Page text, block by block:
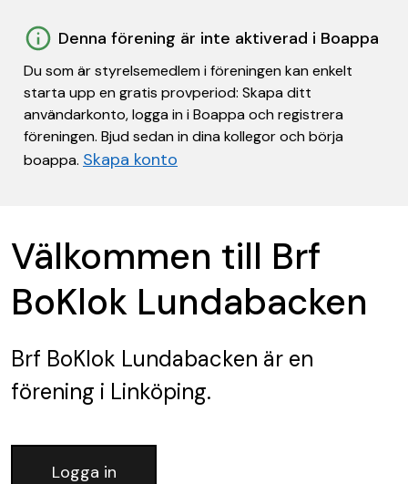
Denna förening är inte aktiverad i Boappa
Du som är styrelsemedlem i föreningen kan enkelt
starta upp en gratis provperiod: Skapa ditt
användarkonto, logga in i Boappa och registrera
föreningen. Bjud sedan in dina kollegor och börja
boappa. Skapa konto
Välkommen till Brf
BoKlok Lundabacken
Brf BoKlok Lundabacken är en
förening i Linköping.
Logga in